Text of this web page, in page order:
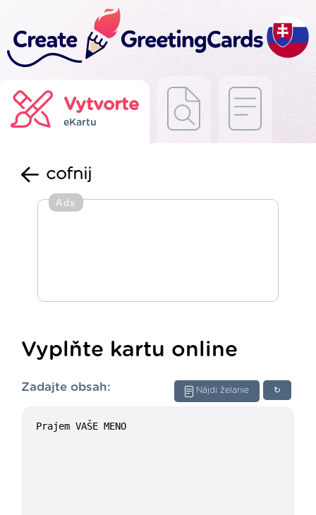
Vytvorte
eKartu
cofnij
Ads
Vyplňte kartu online
↻
Nájdi želanie
Zadajte obsah: